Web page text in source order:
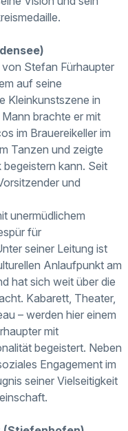
Stefan Fürhaupter
auf seine
Kleinkunstszene in
brachte er mit
im Brauereikeller im
Tanzen und zeigte
kann. Seit
und
unermüdlichem
für
seiner Leitung ist
Anlaufpunkt am
hat sich weit über die
Kabarett, Theater,
– werden hier einem
mit
begeistert. Neben
Engagement im
seiner Vielseitigkeit